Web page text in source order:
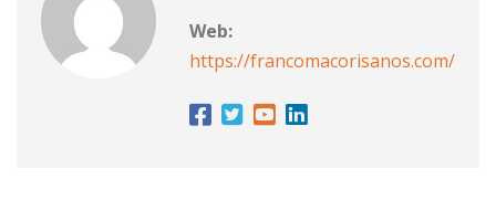
Web:
https://francomacorisanos.com/